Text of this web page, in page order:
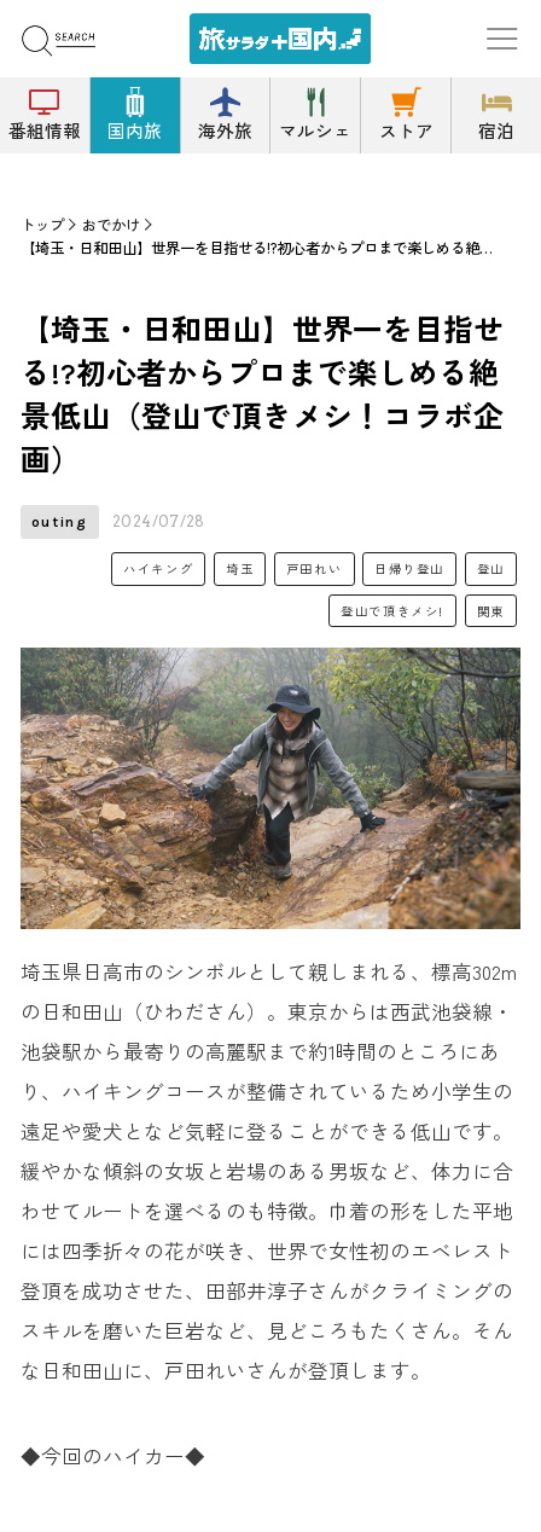
番組情報 国内旅 海外旅 マルシェ ストア 宿泊
トップ
おでかけ
【埼玉・日和田山】世界一を目指せる!?初心者からプロまで楽しめる絶景低山（登山で頂きメシ！コラボ企画）
【埼玉・日和田山】世界一を目指せ
る!?初心者からプロまで楽しめる絶
景低山（登山で頂きメシ！コラボ企
画）
outing 2024/07/28
ハイキング 埼玉 戸田れい 日帰り登山 登山
登山で頂きメシ! 関東
埼玉県日高市のシンボルとして親しまれる、標高302m
の日和田山（ひわださん）。東京からは西武池袋線・
池袋駅から最寄りの高麗駅まで約1時間のところにあ
り、ハイキングコースが整備されているため小学生の
遠足や愛犬となど気軽に登ることができる低山です。
緩やかな傾斜の女坂と岩場のある男坂など、体力に合
わせてルートを選べるのも特徴。巾着の形をした平地
には四季折々の花が咲き、世界で女性初のエベレスト
登頂を成功させた、田部井淳子さんがクライミングの
スキルを磨いた巨岩など、見どころもたくさん。そん
な日和田山に、戸田れいさんが登頂します。
◆今回のハイカー◆